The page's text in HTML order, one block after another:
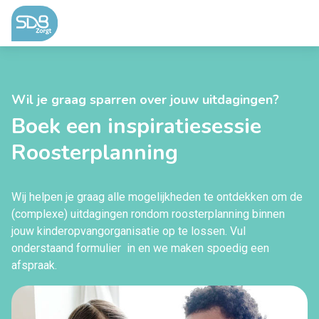
Ga naar de inhoud
Wil je graag sparren over jouw uitdagingen?
Boek een inspiratiesessie
Roosterplanning
Wij helpen je graag alle mogelijkheden te ontdekken om de
(complexe) uitdagingen rondom roosterplanning binnen
jouw kinderopvangorganisatie op te lossen. Vul
onderstaand formulier in en we maken spoedig een
afspraak.